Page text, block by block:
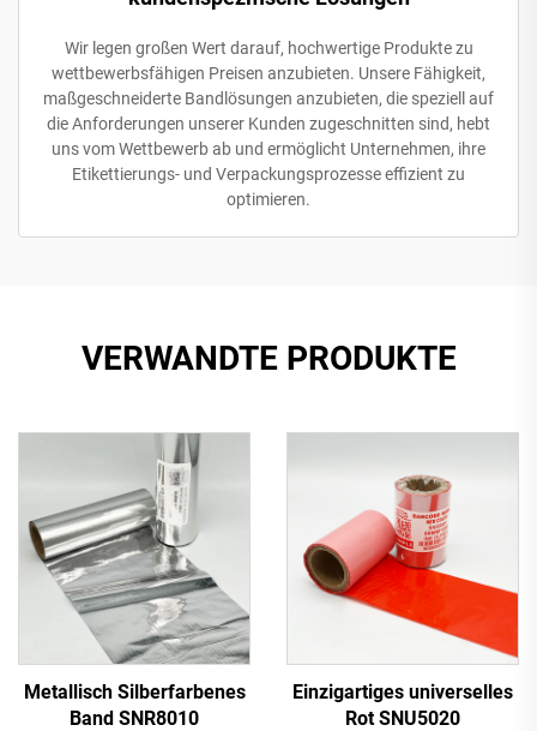
Wir legen großen Wert darauf, hochwertige Produkte zu
wettbewerbsfähigen Preisen anzubieten. Unsere Fähigkeit,
maßgeschneiderte Bandlösungen anzubieten, die speziell auf
die Anforderungen unserer Kunden zugeschnitten sind, hebt
uns vom Wettbewerb ab und ermöglicht Unternehmen, ihre
Etikettierungs- und Verpackungsprozesse effizient zu
optimieren.
VERWANDTE PRODUKTE
Metallisch Silberfarbenes
Band SNR8010
Einzigartiges universelles
Rot SNU5020